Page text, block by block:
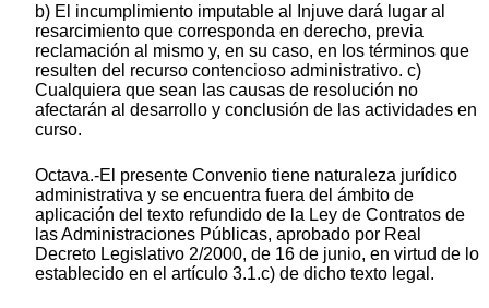
b) El incumplimiento imputable al Injuve dará lugar al
resarcimiento que corresponda en derecho, previa
reclamación al mismo y, en su caso, en los términos que
resulten del recurso contencioso administrativo. c)
Cualquiera que sean las causas de resolución no
afectarán al desarrollo y conclusión de las actividades en
curso.
Octava.-El presente Convenio tiene naturaleza jurídico
administrativa y se encuentra fuera del ámbito de
aplicación del texto refundido de la Ley de Contratos de
las Administraciones Públicas, aprobado por Real
Decreto Legislativo 2/2000, de 16 de junio, en virtud de lo
establecido en el artículo 3.1.c) de dicho texto legal.